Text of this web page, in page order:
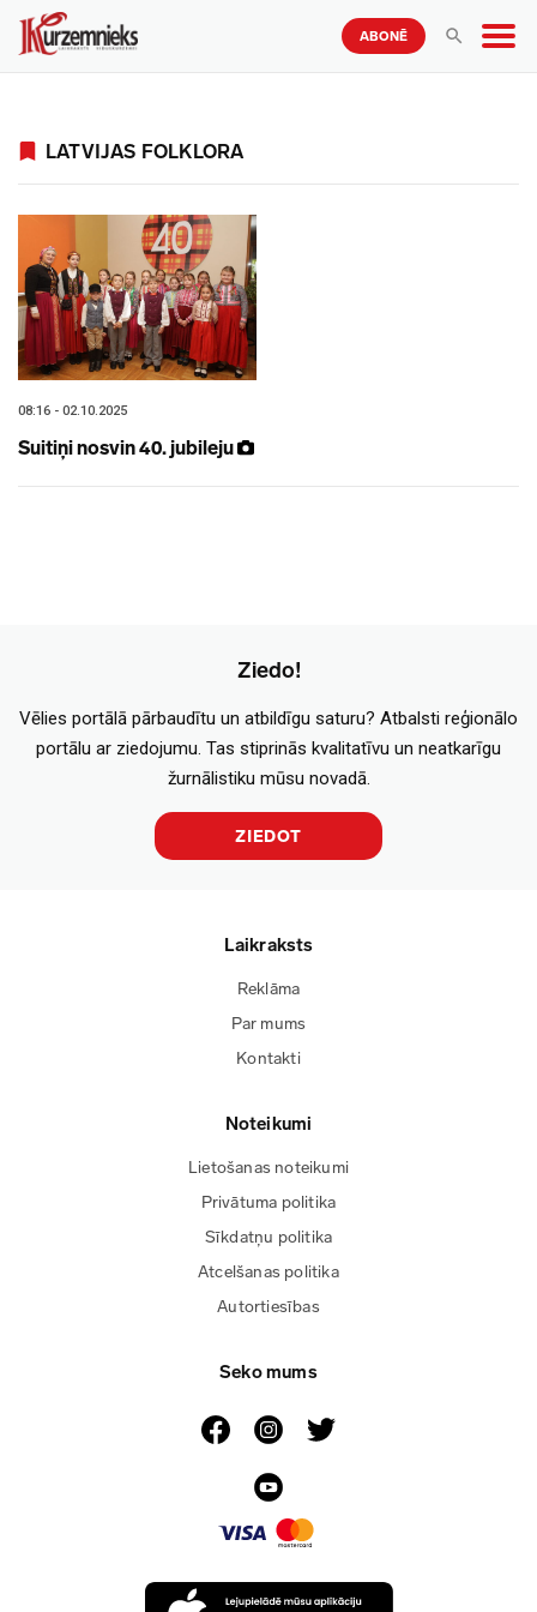
ABONĒ
LATVIJAS FOLKLORA
08:16 - 02.10.2025
Suitiņi nosvin 40. jubileju
Ziedo!
Vēlies portālā pārbaudītu un atbildīgu saturu? Atbalsti reģionālo
portālu ar ziedojumu. Tas stiprinās kvalitatīvu un neatkarīgu
žurnālistiku mūsu novadā.
ZIEDOT
Laikraksts
Reklāma
Par mums
Kontakti
Noteikumi
Lietošanas noteikumi
Privātuma politika
Sīkdatņu politika
Atcelšanas politika
Autortiesības
Seko mums